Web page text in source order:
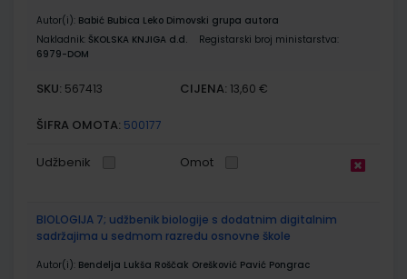
Autor(i): Babić Bubica Leko Dimovski grupa autora
Nakladnik: ŠKOLSKA KNJIGA d.d.
Registarski broj ministarstva:
6979-DOM
SKU: 567413 CIJENA: 13,60 €
ŠIFRA OMOTA: 500177
Udžbenik Omot
BIOLOGIJA 7; udžbenik biologije s dodatnim digitalnim
sadržajima u sedmom razredu osnovne škole
Autor(i): Bendelja Lukša Roščak Orešković Pavić Pongrac